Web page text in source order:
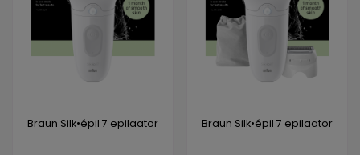
Braun Silk•épil 7 epilaator Braun Silk•épil 7 epilaator